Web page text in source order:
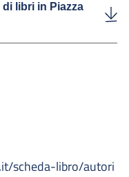
libri in Piazza
scheda-libro/autori